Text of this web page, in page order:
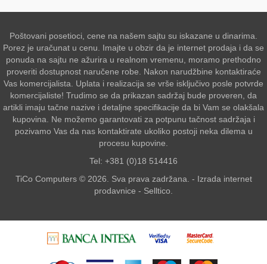
Poštovani posetioci, cene na našem sajtu su iskazane u dinarima.
Porez je uračunat u cenu. Imajte u obzir da je internet prodaja i da se
ponuda na sajtu ne ažurira u realnom vremenu, moramo prethodno
proveriti dostupnost naručene robe. Nakon narudžbine kontaktiraće
Vas komercijalista. Uplata i realizacija se vrše isključivo posle potvrde
komercijaliste! Trudimo se da prikazan sadržaj bude proveren, da
artikli imaju tačne nazive i detaljne specifikacije da bi Vam se olakšala
kupovina. Ne možemo garantovati za potpunu tačnost sadržaja i
pozivamo Vas da nas kontaktirate ukoliko postoji neka dilema u
procesu kupovine.
Tel: +381 (0)18 514416
TiCo Computers © 2026. Sva prava zadržana. - Izrada internet
prodavnice - Selltico.